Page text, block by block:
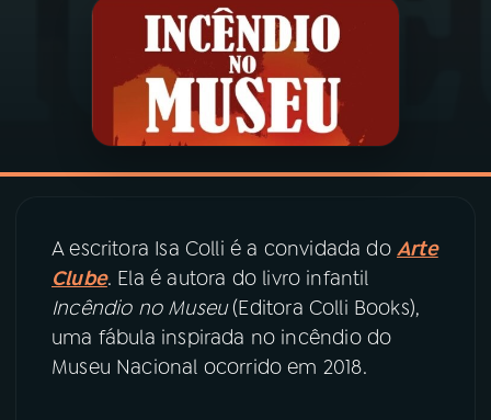
PROGRAMAÇÃO
PROGRAMAS
07 ÚLTIMAS
08PRÊMIO RÁDIO MEC
A escritora Isa Colli é a convidada doArte
Clube. Ela é autora do livro infantil
Incêndio no Museu(Editora Colli Books),
uma fábula inspirada no incêndio do
Museu Nacional ocorrido em 2018.